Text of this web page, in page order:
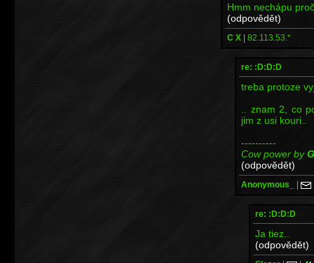
Hmm nechápu
(odpovědět)
C X | 82.113.53.*
re: :D:D:D
treba protoze
.. znam 2, co
jim z usi kouri..
----------
Cow power by
(odpovědět)
Anonymous_ |
re: :D:D:D
Ja tiez..
(odpovědět)